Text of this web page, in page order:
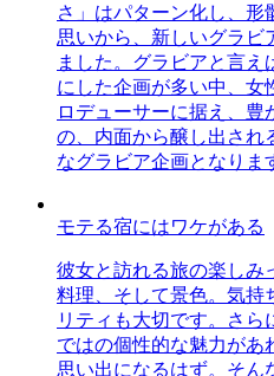
さ」はパターン化し、形
思いから、新しいグラビ
ました。グラビアと言え
にした企画が多い中、女
ロデューサーに据え、豊
の、内面から醸し出され
なグラビア企画となりま
モテる宿にはワケがある
彼女と訪れる旅の楽し
料理、そして景色。気持
リティも大切です。さら
ではの個性的な魅力があ
思い出になるはず。そん